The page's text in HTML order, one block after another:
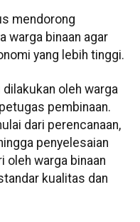
mendorong
warga binaan agar
yang lebih tinggi.
oleh warga
pembinaan.
dari perencanaan,
penyelesaian
oleh warga binaan
kualitas dan